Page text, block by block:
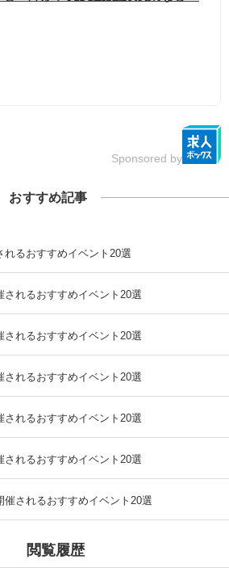
Sponsored by
おすすめ記事
れるおすすめイベント20選
されるおすすめイベント20選
されるおすすめイベント20選
されるおすすめイベント20選
されるおすすめイベント20選
されるおすすめイベント20選
催されるおすすめイベント20選
閲覧履歴